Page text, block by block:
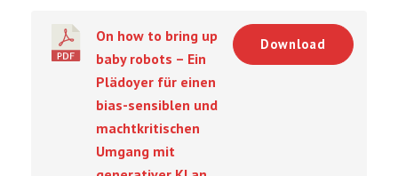
On how to bring up
baby robots – Ein
Plädoyer für einen
bias-sensiblen und
machtkritischen
Umgang mit
Download